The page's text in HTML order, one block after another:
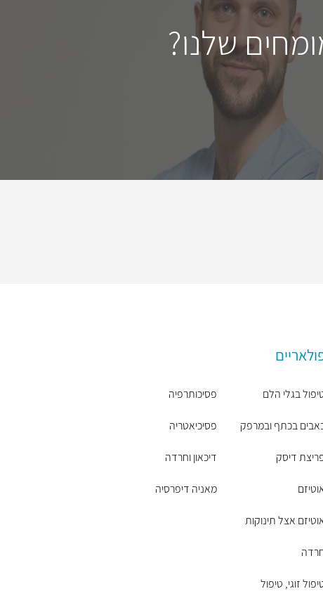
שלנו?
בגלי הלם
בכתף ובמרפק
דיסק
אצל תינוקות
זוגי, טיפול
פסיכותרפיה
פסיכיאטריה
דיכאון וחרדה
מאניה דיפרסיה